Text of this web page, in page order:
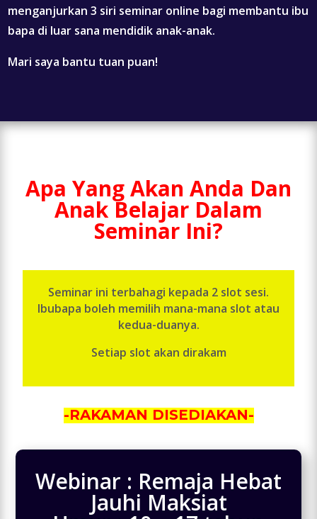
menganjurkan 3 siri seminar online bagi membantu ibu
bapa di luar sana mendidik anak-anak.
Mari saya bantu tuan puan!
Apa Yang Akan Anda Dan
Anak Belajar Dalam
Seminar Ini?
Seminar ini terbahagi kepada 2 slot sesi.
Ibubapa boleh memilih mana-mana slot atau
kedua-duanya.
Setiap slot akan dirakam
-RAKAMAN DISEDIAKAN-
Webinar : Remaja Hebat
Jauhi Maksiat